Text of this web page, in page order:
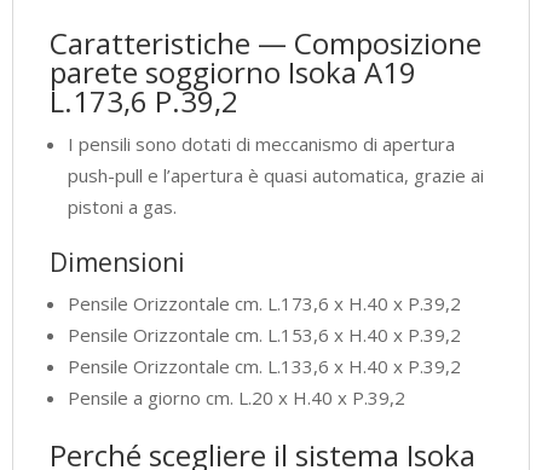
Caratteristiche — Composizione
parete soggiorno Isoka A19
L.173,6 P.39,2
I pensili sono dotati di meccanismo di apertura
push-pull e l’apertura è quasi automatica, grazie ai
pistoni a gas.
Dimensioni
Pensile Orizzontale cm. L.173,6 x H.40 x P.39,2
Pensile Orizzontale cm. L.153,6 x H.40 x P.39,2
Pensile Orizzontale cm. L.133,6 x H.40 x P.39,2
Pensile a giorno cm. L.20 x H.40 x P.39,2
Perché scegliere il sistema Isoka